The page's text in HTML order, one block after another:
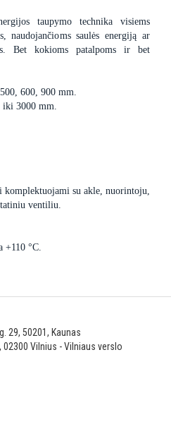
taupymo technika visiems
naudojančioms saulės energiją ar
Bet kokioms patalpoms ir bet
600, 900 mm.
iki 3000 mm.
su akle, nuorintoju,
ventiliu.
+110 °C.
29, 50201, Kaunas
02300 Vilnius - Vilniaus verslo